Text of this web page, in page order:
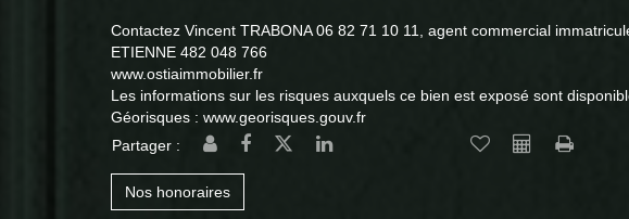
Contactez Vincent TRABONA 06 82 71 10 11, agent commercial
ETIENNE 482 048 766
www.ostiaimmobilier.fr
Les informations sur les risques auxquels ce bien est exposé sont
Géorisques : www.georisques.gouv.fr
Partager :
Nos honoraires